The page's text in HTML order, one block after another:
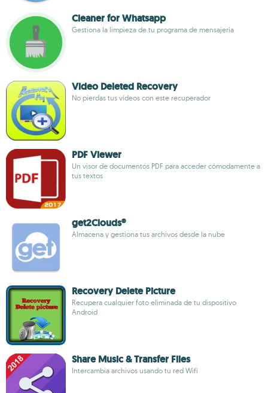
Cleaner for Whatsapp
Gestiona la limpieza de tu programa de mensajería
Video Deleted Recovery
No pierdas tus vídeos con este recuperador
PDF Viewer
Un visor de documentos PDF para acceder cómodamente a
tus textos
get2Clouds®
Almacena y gestiona tus archivos desde la nube
Recovery Delete Picture
Recupera cualquier foto eliminada de tu dispositivo
Android
Share Music & Transfer Files
Intercambia archivos usando tu red Wifi